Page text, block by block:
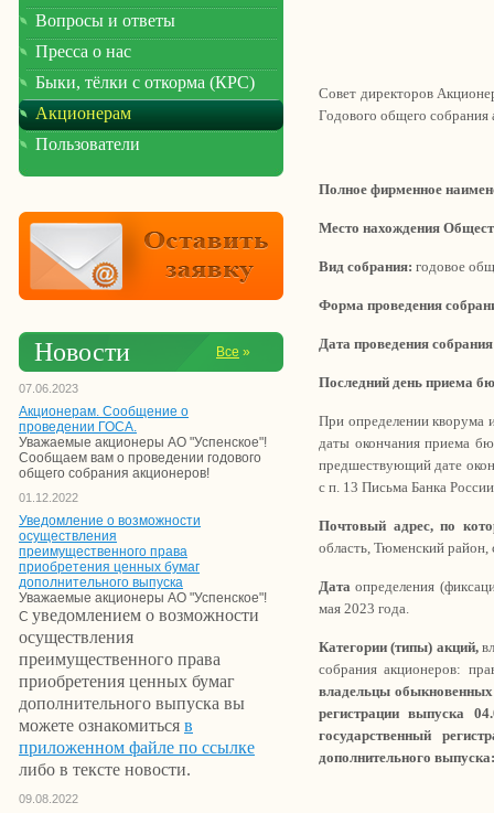
Вопросы и ответы
Пресса о нас
Быки, тёлки с откорма (КРС)
Акционерам
Пользователи
Новости Все »
07.06.2023
Акционерам. Сообщение о
проведении ГОСА.
Уважаемые акционеры АО "Успенское"!
Сообщаем вам о проведении годового
общего собрания акционеров!
01.12.2022
Уведомление о возможности
осуществления
преимущественного права
приобретения ценных бумаг
дополнительного выпуска
Уважаемые акционеры АО "Успенское"!
С уведомлением о возможности
осуществления
преимущественного права
приобретения ценных бумаг
дополнительного выпуска вы
можете ознакомиться в
приложенном файле по ссылке
либо в тексте новости.
09.08.2022
Совет директоров
Годового общего собрания
Полное фирменное
Место нахождения
Вид собрания: годовое
Форма проведения
Дата проведения
Последний день приема
При определении кворума
даты окончания приема
предшествующий дате
с п. 13 Письма Банка
Почтовый адрес, по
область, Тюменский район,
Дата определения
мая 2023 года.
Категории (типы) акций,
собрания акционеров:
владельцы
регистрации выпуска
государственный
дополнительного